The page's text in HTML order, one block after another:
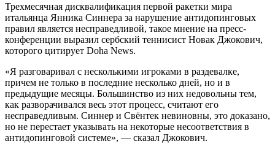
Трехмесячная дисквалификация первой ракетки мира
итальянца Янника Синнера за нарушение антидопинговых
правил является несправедливой, такое мнение на пресс-
конференции выразил сербский теннисист Новак Джокович,
которого цитирует Doha News.
«Я разговаривал с несколькими игроками в раздевалке,
причем не только в последние несколько дней, но и в
предыдущие месяцы. Большинство из них недовольны тем,
как разворачивался весь этот процесс, считают его
несправедливым. Синнер и Свёнтек невиновны, это доказано,
но не перестает указывать на некоторые несоответствия в
антидопинговой системе», — сказал Джокович.